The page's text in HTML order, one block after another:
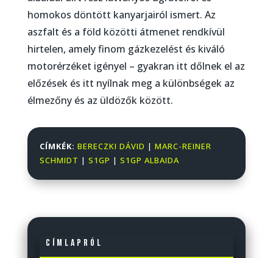
homokos döntött kanyarjairól ismert. Az
aszfalt és a föld közötti átmenet rendkívül
hirtelen, amely finom gázkezelést és kiváló
motorérzéket igényel – gyakran itt dőlnek el az
előzések és itt nyílnak meg a különbségek az
élmezőny és az üldözők között.
CÍMKÉK: BERECZKI DÁVID | MARC-REINER
SCHMIDT | S1GP | S1GP ALBAIDA
Címlapról